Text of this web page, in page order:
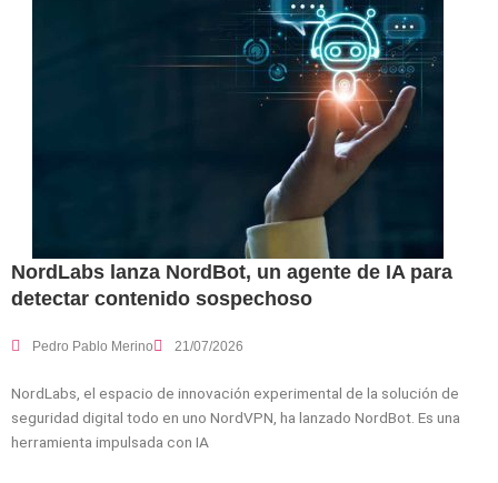
NordLabs lanza NordBot, un agente de IA para
detectar contenido sospechoso
Pedro Pablo Merino 21/07/2026
NordLabs, el espacio de innovación experimental de la solución de
seguridad digital todo en uno NordVPN, ha lanzado NordBot. Es una
herramienta impulsada con IA